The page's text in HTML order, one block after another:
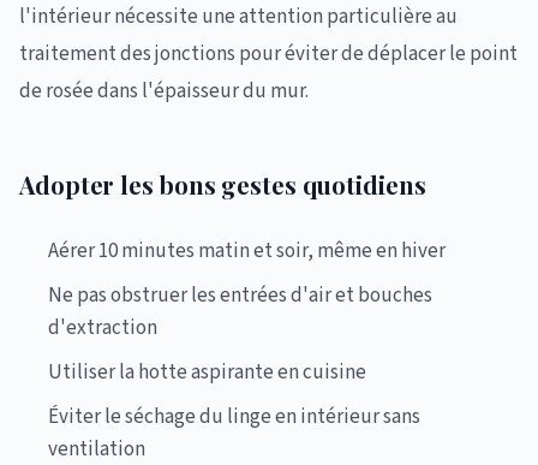
l'intérieur nécessite une attention particulière au
traitement des jonctions pour éviter de déplacer le point
de rosée dans l'épaisseur du mur.
Adopter les bons gestes quotidiens
Aérer 10 minutes matin et soir, même en hiver
Ne pas obstruer les entrées d'air et bouches
d'extraction
Utiliser la hotte aspirante en cuisine
Éviter le séchage du linge en intérieur sans
ventilation